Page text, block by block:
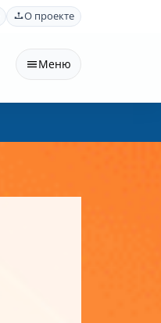
О проекте
Меню